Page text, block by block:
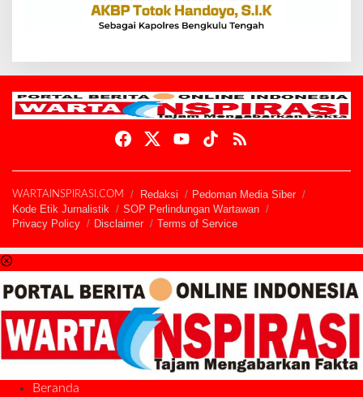
WARTAINSPIRASI.COM Redaksi
Pedoman Media Siber
Kode Etik Jurnalistik
SOP Perlindungan Wartawan
Privacy Policy
Disclaimer Terms of Service
Beranda